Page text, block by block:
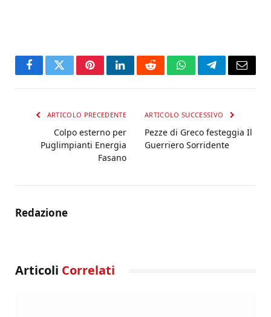
FacebookTwitterPinterestLinkedInRedditWhatsAppTelegramEmail
ARTICOLO PRECEDENTE
Colpo esterno per
Puglimpianti Energia
Fasano
ARTICOLO SUCCESSIVO
Pezze di Greco festeggia Il
Guerriero Sorridente
Redazione
Articoli Correlati